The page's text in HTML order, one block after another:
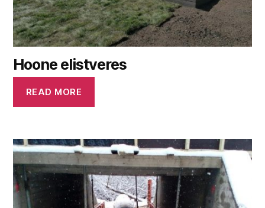
Hoone elistveres
READ MORE